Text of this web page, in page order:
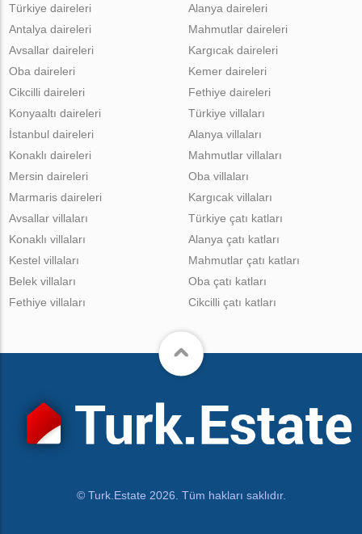
Türkiye daireleri
Antalya daireleri
Avsallar daireleri
Oba daireleri
Cikcilli daireleri
Alanya daireleri
Mahmutlar daireleri
Kargıcak daireleri
Kemer daireleri
Fethiye daireleri
Konyaaltı daireleri
İstanbul daireleri
Konaklı daireleri
Mersin daireleri
Marmaris daireleri
Türkiye villaları
Alanya villaları
Mahmutlar villaları
Oba villaları
Kargıcak villaları
Avsallar villaları
Konaklı villaları
Kestel villaları
Belek villaları
Fethiye villaları
Türkiye çatı katları
Alanya çatı katları
Mahmutlar çatı katları
Oba çatı katları
Cikcilli çatı katları
© Turk.Estate 2026. Tüm hakları saklıdır.